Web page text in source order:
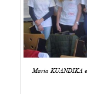
Maria KUANDIKA